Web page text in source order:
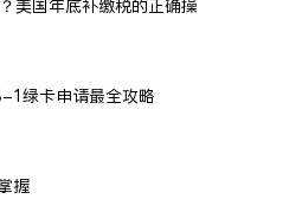
美国年底补缴税的正确操
1绿卡申请最全攻略
握